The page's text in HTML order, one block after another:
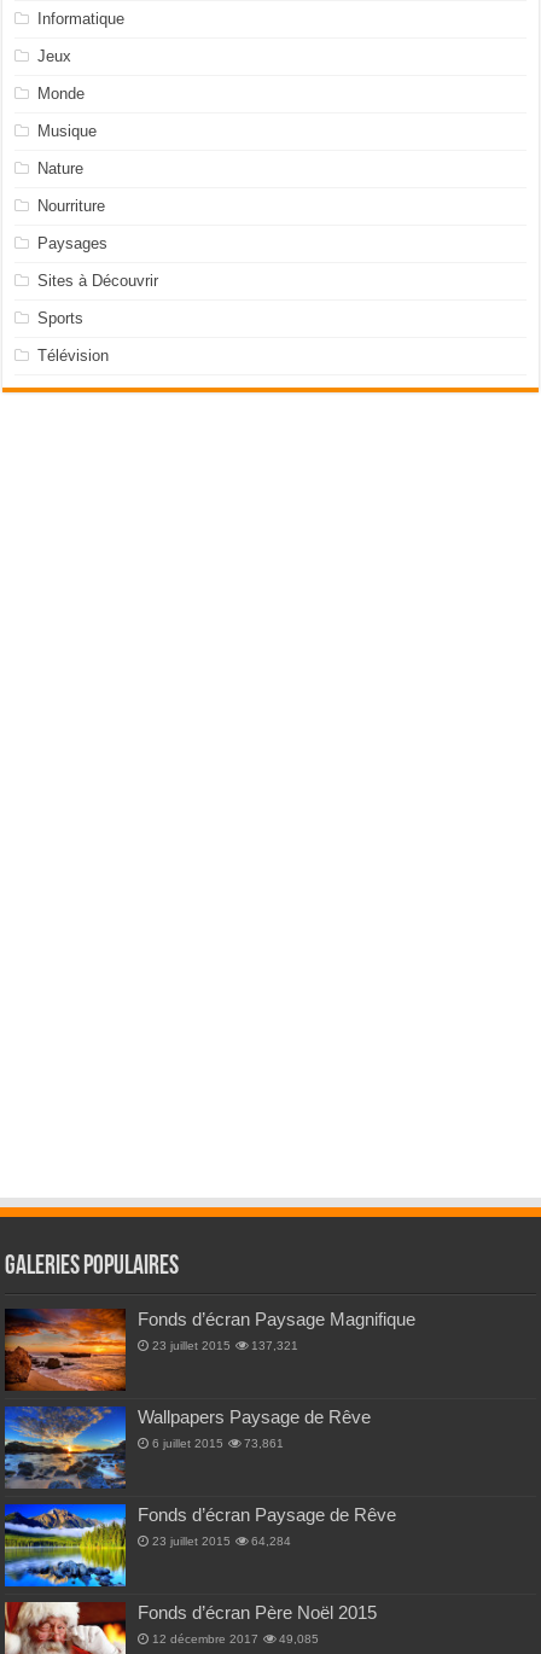
Informatique
Jeux
Monde
Musique
Nature
Nourriture
Paysages
Sites à Découvrir
Sports
Télévision
Galeries Populaires
Fonds d’écran Paysage Magnifique
23 juillet 2015 137,321
Wallpapers Paysage de Rêve
6 juillet 2015 73,861
Fonds d’écran Paysage de Rêve
23 juillet 2015 64,284
Fonds d’écran Père Noël 2015
12 décembre 2017 49,085